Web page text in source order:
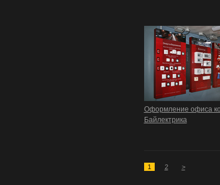
Оформление офиса
Байлектрика
1 2 >